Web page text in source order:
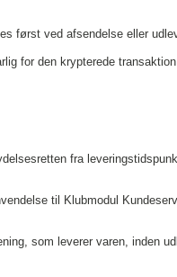
først ved afsendelse eller
for den krypterede
fra
til Klubmodul
som leverer varen, inden